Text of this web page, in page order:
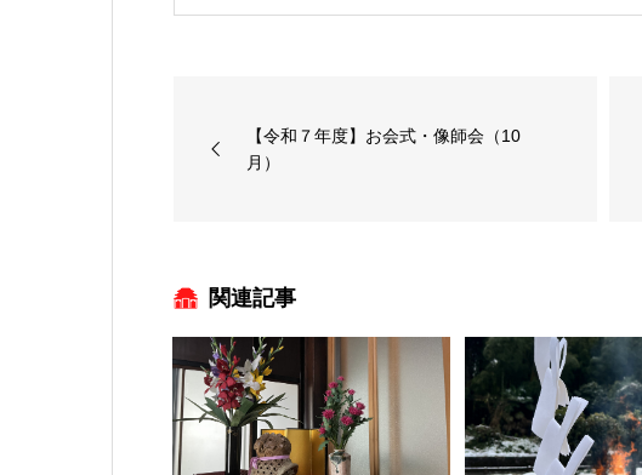
【令和７年度】お会式・像師会（10
月）
関連記事